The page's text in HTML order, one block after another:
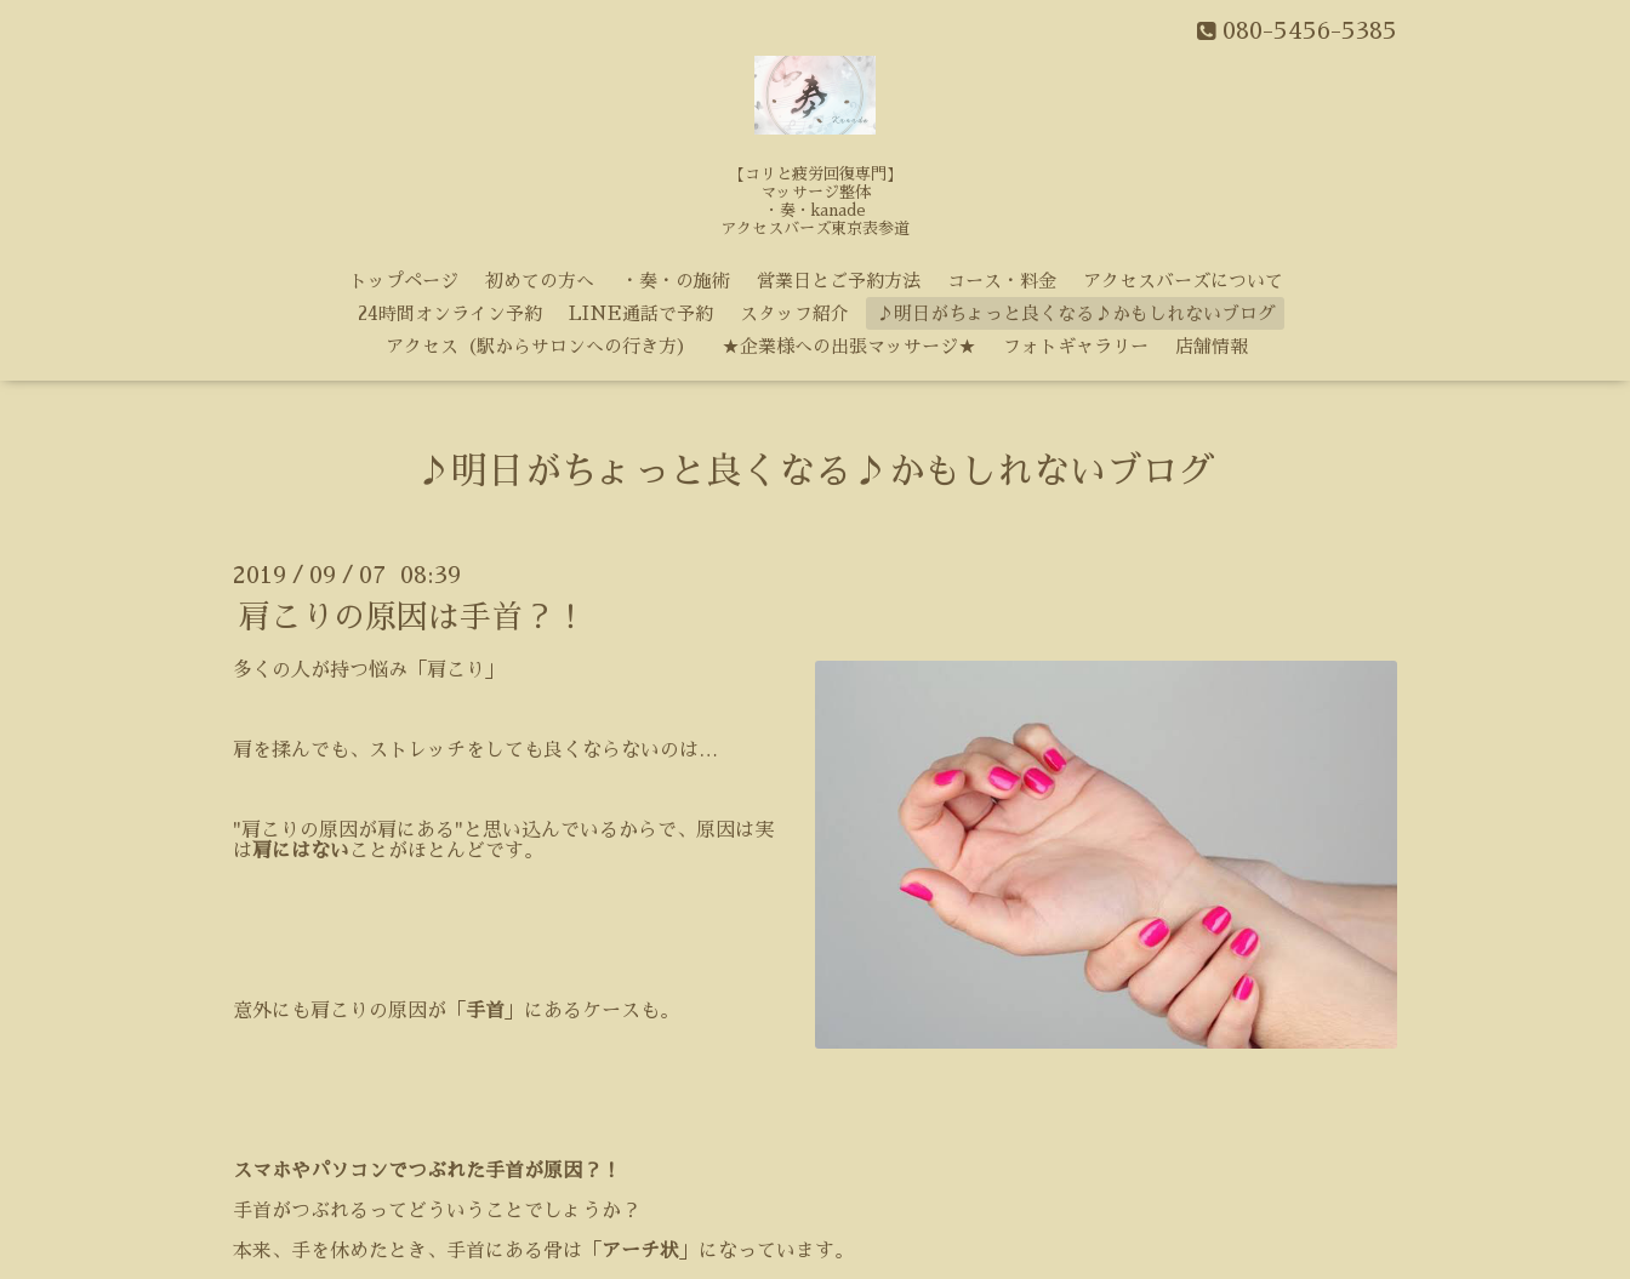
080-5456-5385
【コリと疲労回復専門】
マッサージ整体
・奏・kanade
アクセスバーズ東京表参道
トップページ 初めての方へ ・奏・の施術 営業日とご予約方法 コース・料金
アクセスバーズについて
24時間オンライン予約
LINE通話で予約 スタッフ紹介
♪明日がちょっと良くなる♪かもしれないブログ
アクセス（駅からサロンへの行き方）
★企業様への出張マッサージ★ フォトギャラリー 店舗情報
♪明日がちょっと良くなる♪かもしれないブログ
2019 / 09 / 07 08:39
肩こりの原因は手首？！
多くの人が持つ悩み「肩こり」
肩を揉んでも、ストレッチをしても良くならないのは…
"肩こりの原因が肩にある " と思い込んでいるからで、原因は実
は肩にはない ことがほとんどです。
意外にも肩こりの原因が「 手首 」にあるケースも。
スマホやパソコンでつぶれた手首が原因？！
手首がつぶれるってどういうことでしょうか？
本来、手を休めたとき、手首にある骨は「 アーチ状 」になっています。